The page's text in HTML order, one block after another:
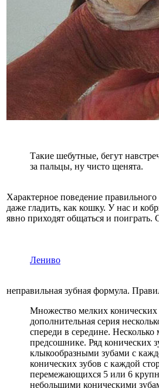
Такие шебутные, бегут
за пальцы, ну чисто щенята.
Характерное поведение
даже гладить, как кошку. У нас и
явно приходят общаться и
Лениво
неправильная зубная формула.
Множество мелких
дополнительная серия
спереди в середине.
предсошнике. Ряд конических
клыкообразными зубами с
конических зубов с каждой
перемежающихся 5 или 6
небольшими коническими